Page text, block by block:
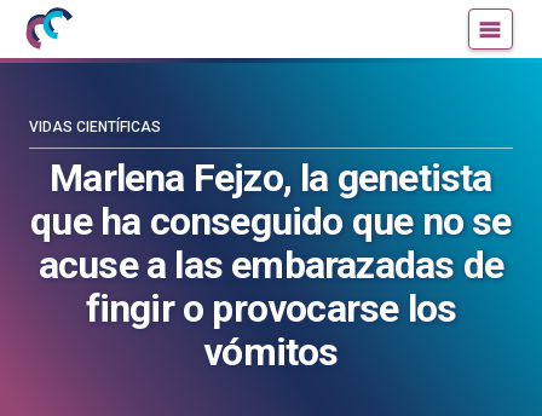
Mujeres
con
Cultura
Científica
blog
Cultura
Científica
Marlena Fejzo, la genetista
que ha conseguido que no se
acuse a las embarazadas de
fingir o provocarse los
vómitos
VIDAS CIENTÍFICAS